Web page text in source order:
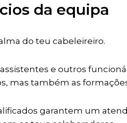
da equipa
do teu cabeleireiro.
e outros
mas também as
garantem um